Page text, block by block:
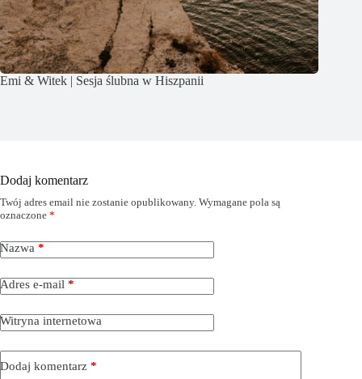
Emi & Witek | Sesja ślubna w Hiszpanii
Dodaj komentarz
Twój adres email nie zostanie opublikowany. Wymagane pola są
oznaczone *
Nazwa *
Adres e-mail *
Witryna internetowa
Dodaj komentarz *